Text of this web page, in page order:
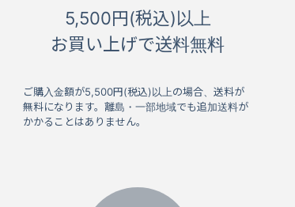
5,500円(税込)以上
お買い上げで送料無料
ご購入金額が5,500円(税込)以上の場合、送料が
無料になります。離島・一部地域でも追加送料が
かかることはありません。